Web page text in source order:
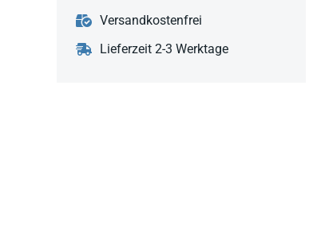
Versandkostenfrei
Lieferzeit 2-3 Werktage